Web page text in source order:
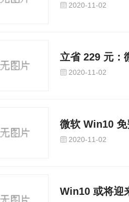
2020-11-02
立省 229 元
2020-11-02
微软 Win10
2020-11-02
Win10 或将迎